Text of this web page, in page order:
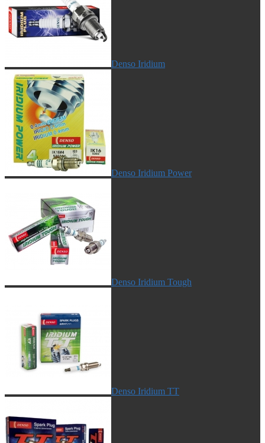
Denso Iridium
Denso Iridium Power
Denso Iridium Tough
Denso Iridium TT